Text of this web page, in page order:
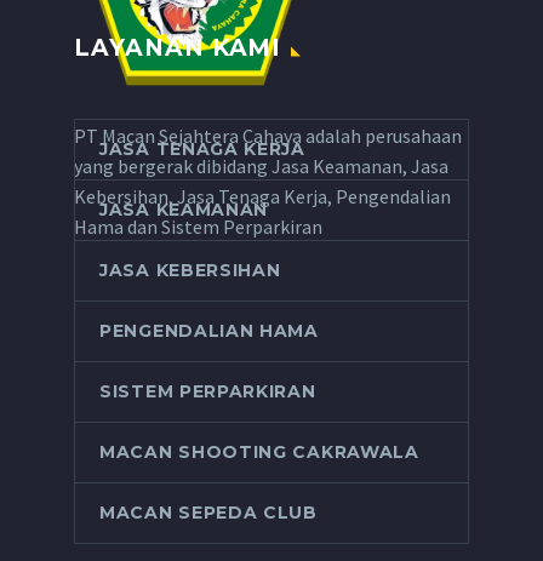
PT Macan Sejahtera Cahaya adalah perusahaan
yang bergerak dibidang Jasa Keamanan, Jasa
Kebersihan, Jasa Tenaga Kerja, Pengendalian
Hama dan Sistem Perparkiran
LAYANAN KAMI
JASA TENAGA KERJA
JASA KEAMANAN
JASA KEBERSIHAN
PENGENDALIAN HAMA
SISTEM PERPARKIRAN
MACAN SHOOTING CAKRAWALA
MACAN SEPEDA CLUB